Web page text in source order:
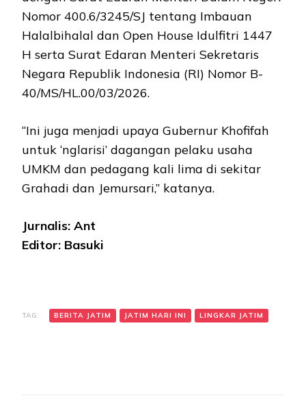
Nomor 400.6/3245/SJ tentang Imbauan
Halalbihalal dan Open House Idulfitri 1447
H serta Surat Edaran Menteri Sekretaris
Negara Republik Indonesia (RI) Nomor B-
40/MS/HL.00/03/2026.
“Ini juga menjadi upaya Gubernur Khofifah
untuk ‘nglarisi’ dagangan pelaku usaha
UMKM dan pedagang kali lima di sekitar
Grahadi dan Jemursari,” katanya.
Jurnalis: Ant
Editor: Basuki
TAG: BERITA JATIM JATIM HARI INI LINGKAR JATIM